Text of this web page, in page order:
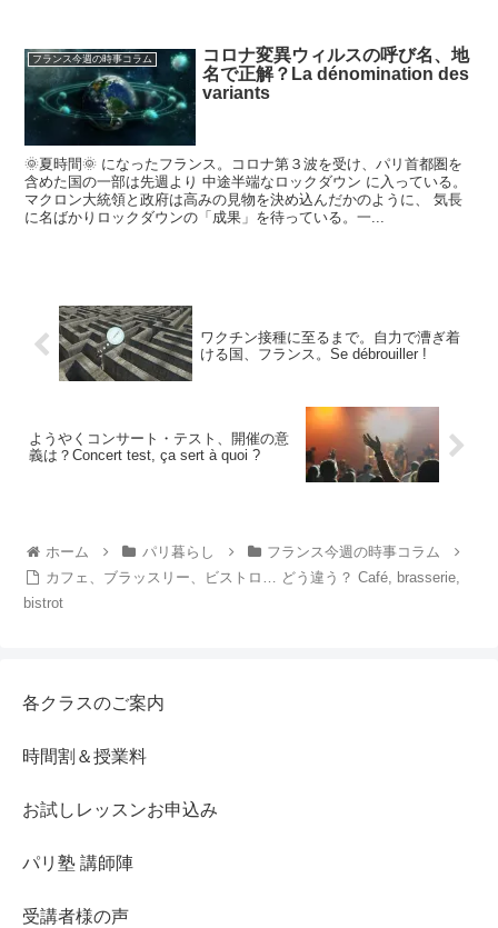
フランス今週の時事コラム
コロナ変異ウィルスの呼び名、地
名で正解？La dénomination des
variants
🌞夏時間🌞 になったフランス。コロナ第３波を受け、パリ首都圏を
含めた国の一部は先週より 中途半端なロックダウン に入っている。
マクロン大統領と政府は高みの見物を決め込んだかのように、 気長
に名ばかりロックダウンの「成果」を待っている。一...
ワクチン接種に至るまで。自力で漕ぎ着
ける国、フランス。Se débrouiller !
ようやくコンサート・テスト、開催の意
義は？Concert test, ça sert à quoi ?
ホーム パリ暮らし
フランス今週の時事コラム
カフェ、ブラッスリー、ビストロ… どう違う？ Café, brasserie,
bistrot
各クラスのご案内
時間割＆授業料
お試しレッスンお申込み
パリ塾 講師陣
受講者様の声